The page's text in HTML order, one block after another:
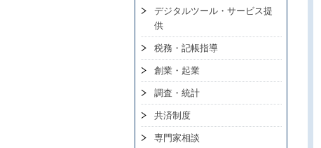
デジタルツール・サービス提
供
税務・記帳指導
創業・起業
調査・統計
共済制度
専門家相談